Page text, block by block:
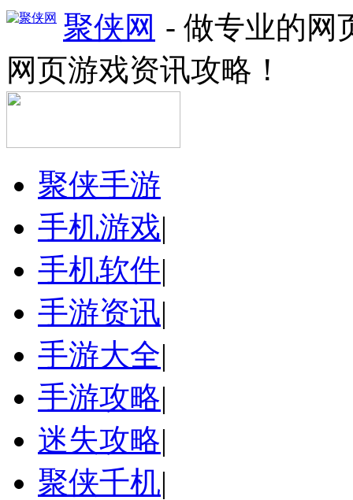
聚侠网 - 做专业的网
网页游戏资讯攻略！
聚侠手游
手机游戏|
手机软件|
手游资讯|
手游大全|
手游攻略|
迷失攻略|
聚侠千机|